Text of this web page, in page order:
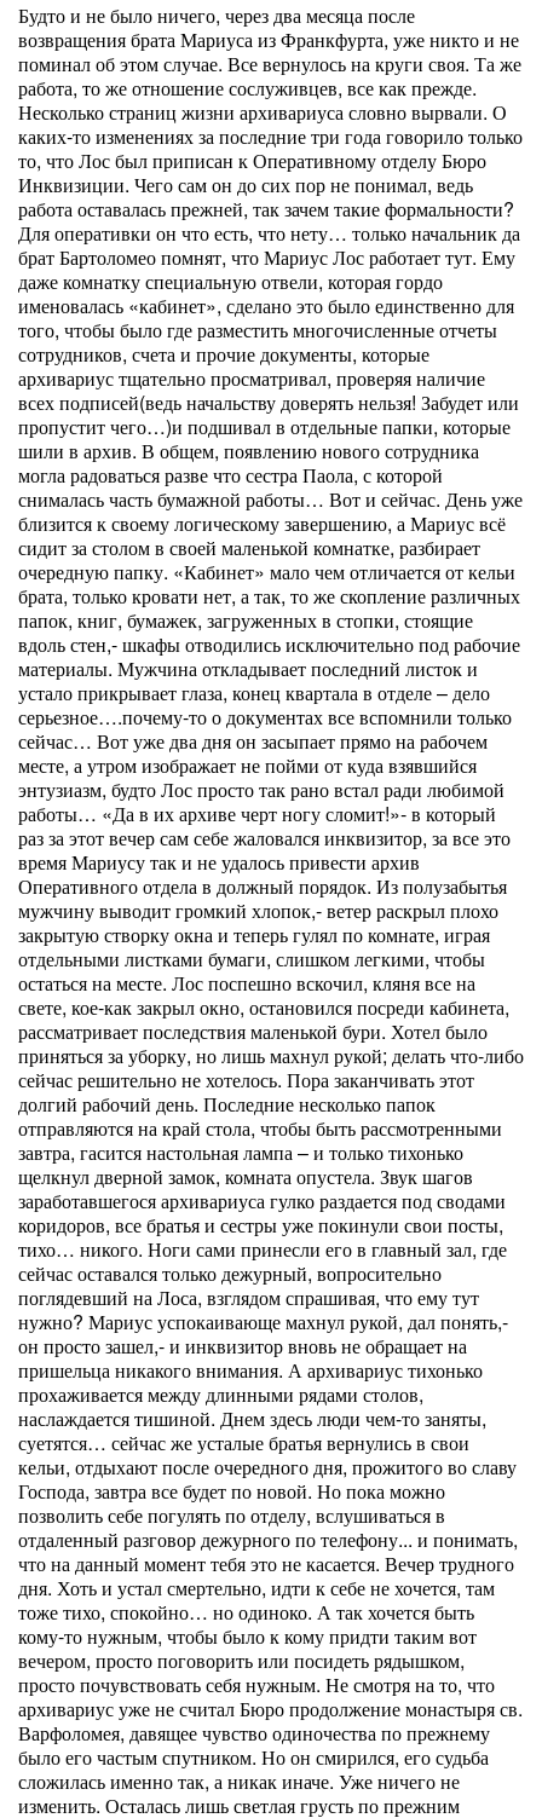
Будто и не было ничего, через два месяца после
возвращения брата Мариуса из Франкфурта, уже никто и не
поминал об этом случае. Все вернулось на круги своя. Та же
работа, то же отношение сослуживцев, все как прежде.
Несколько страниц жизни архивариуса словно вырвали. О
каких-то изменениях за последние три года говорило только
то, что Лос был приписан к Оперативному отделу Бюро
Инквизиции. Чего сам он до сих пор не понимал, ведь
работа оставалась прежней, так зачем такие формальности?
Для оперативки он что есть, что нету… только начальник да
брат Бартоломео помнят, что Мариус Лос работает тут. Ему
даже комнатку специальную отвели, которая гордо
именовалась «кабинет», сделано это было единственно для
того, чтобы было где разместить многочисленные отчеты
сотрудников, счета и прочие документы, которые
архивариус тщательно просматривал, проверяя наличие
всех подписей(ведь начальству доверять нельзя! Забудет или
пропустит чего…)и подшивал в отдельные папки, которые
шили в архив. В общем, появлению нового сотрудника
могла радоваться разве что сестра Паола, с которой
снималась часть бумажной работы… Вот и сейчас. День уже
близится к своему логическому завершению, а Мариус всё
сидит за столом в своей маленькой комнатке, разбирает
очередную папку. «Кабинет» мало чем отличается от кельи
брата, только кровати нет, а так, то же скопление различных
папок, книг, бумажек, загруженных в стопки, стоящие
вдоль стен,- шкафы отводились исключительно под рабочие
материалы. Мужчина откладывает последний листок и
устало прикрывает глаза, конец квартала в отделе – дело
серьезное….почему-то о документах все вспомнили только
сейчас… Вот уже два дня он засыпает прямо на рабочем
месте, а утром изображает не пойми от куда взявшийся
энтузиазм, будто Лос просто так рано встал ради любимой
работы… «Да в их архиве черт ногу сломит!»- в который
раз за этот вечер сам себе жаловался инквизитор, за все это
время Мариусу так и не удалось привести архив
Оперативного отдела в должный порядок. Из полузабытья
мужчину выводит громкий хлопок,- ветер раскрыл плохо
закрытую створку окна и теперь гулял по комнате, играя
отдельными листками бумаги, слишком легкими, чтобы
остаться на месте. Лос поспешно вскочил, кляня все на
свете, кое-как закрыл окно, остановился посреди кабинета,
рассматривает последствия маленькой бури. Хотел было
приняться за уборку, но лишь махнул рукой; делать что-либо
сейчас решительно не хотелось. Пора заканчивать этот
долгий рабочий день. Последние несколько папок
отправляются на край стола, чтобы быть рассмотренными
завтра, гасится настольная лампа – и только тихонько
щелкнул дверной замок, комната опустела. Звук шагов
заработавшегося архивариуса гулко раздается под сводами
коридоров, все братья и сестры уже покинули свои посты,
тихо… никого. Ноги сами принесли его в главный зал, где
сейчас оставался только дежурный, вопросительно
поглядевший на Лоса, взглядом спрашивая, что ему тут
нужно? Мариус успокаивающе махнул рукой, дал понять,-
он просто зашел,- и инквизитор вновь не обращает на
пришельца никакого внимания. А архивариус тихонько
прохаживается между длинными рядами столов,
наслаждается тишиной. Днем здесь люди чем-то заняты,
суетятся… сейчас же усталые братья вернулись в свои
кельи, отдыхают после очередного дня, прожитого во славу
Господа, завтра все будет по новой. Но пока можно
позволить себе погулять по отделу, вслушиваться в
отдаленный разговор дежурного по телефону... и понимать,
что на данный момент тебя это не касается. Вечер трудного
дня. Хоть и устал смертельно, идти к себе не хочется, там
тоже тихо, спокойно… но одиноко. А так хочется быть
кому-то нужным, чтобы было к кому придти таким вот
вечером, просто поговорить или посидеть рядышком,
просто почувствовать себя нужным. Не смотря на то, что
архивариус уже не считал Бюро продолжение монастыря св.
Варфоломея, давящее чувство одиночества по прежнему
было его частым спутником. Но он смирился, его судьба
сложилась именно так, а никак иначе. Уже ничего не
изменить. Осталась лишь светлая грусть по прежним